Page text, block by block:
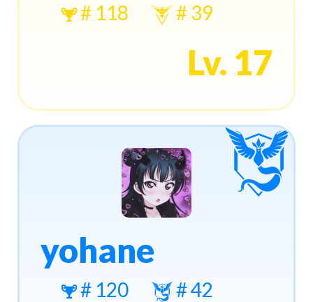
# 118 # 39
Lv. 17
yohane
# 120 # 42